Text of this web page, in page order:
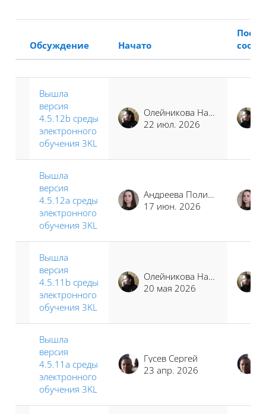
Статус
Обсуждение Начато
Вышла
версия
4.5.12b среды
электронного
обучения 3KL
Олейникова Наталья Сергеевна
22 июл. 2026
Вышла
версия
4.5.12a среды
электронного
обучения 3KL
Андреева Полина Иосифовна
17 июн. 2026
Вышла
версия
4.5.11b среды
электронного
обучения 3KL
Олейникова Наталья Сергеевна
20 мая 2026
Вышла
версия
4.5.11a среды
электронного
обучения 3KL
Гусев Сергей
23 апр. 2026